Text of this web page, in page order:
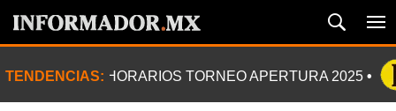
TENDENCIAS: HORARIOS TORNEO APERTURA 2025